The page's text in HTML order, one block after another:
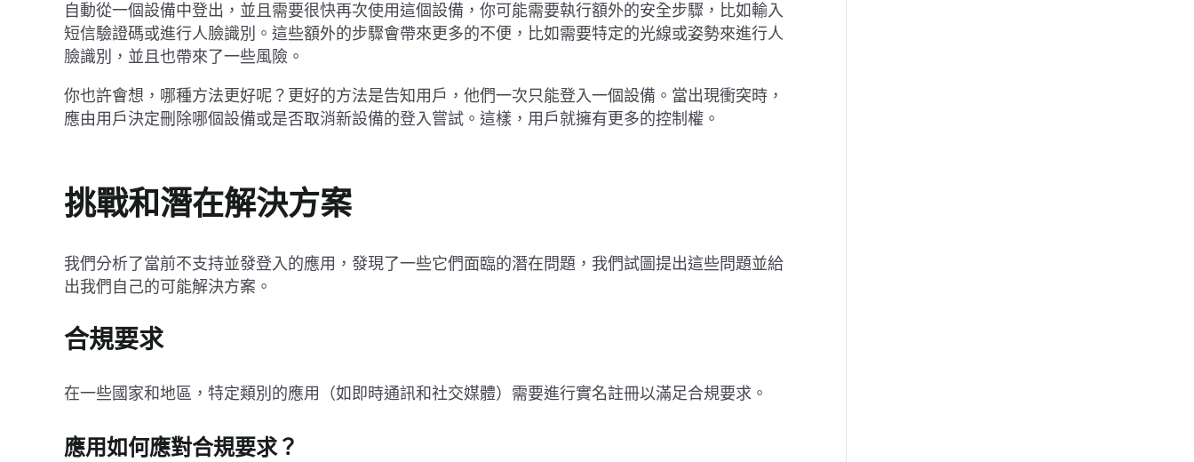
自動從一個設備中登出，並且需要很快再次使用這個設備，你可能需要執行額外的安全步驟，比如輸入
短信驗證碼或進行人臉識別。這些額外的步驟會帶來更多的不便，比如需要特定的光線或姿勢來進行人
臉識別，並且也帶來了一些風險。
你也許會想，哪種方法更好呢？更好的方法是告知用戶，他們一次只能登入一個設備。當出現衝突時，
應由用戶決定刪除哪個設備或是否取消新設備的登入嘗試。這樣，用戶就擁有更多的控制權。
挑戰和潛在解決方案
我們分析了當前不支持並發登入的應用，發現了一些它們面臨的潛在問題，我們試圖提出這些問題並給
出我們自己的可能解決方案。
合規要求
在一些國家和地區，特定類別的應用（如即時通訊和社交媒體）需要進行實名註冊以滿足合規要求。
應用如何應對合規要求？